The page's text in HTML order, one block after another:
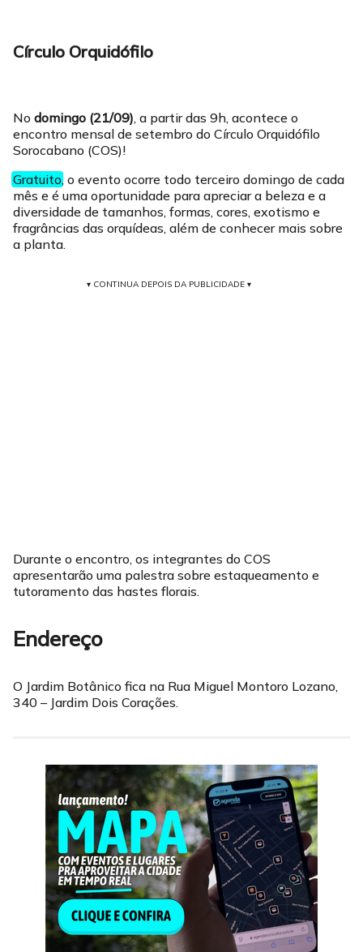
Círculo Orquidófilo
No domingo (21/09), a partir das 9h, acontece o
encontro mensal de setembro do Círculo Orquidófilo
Sorocabano (COS)!
Gratuito, o evento ocorre todo terceiro domingo de cada
mês e é uma oportunidade para apreciar a beleza e a
diversidade de tamanhos, formas, cores, exotismo e
fragrâncias das orquídeas, além de conhecer mais sobre
a planta.
▾ CONTINUA DEPOIS DA PUBLICIDADE ▾
Durante o encontro, os integrantes do COS
apresentarão uma palestra sobre estaqueamento e
tutoramento das hastes florais.
Endereço
O Jardim Botânico fica na Rua Miguel Montoro Lozano,
340 – Jardim Dois Corações.